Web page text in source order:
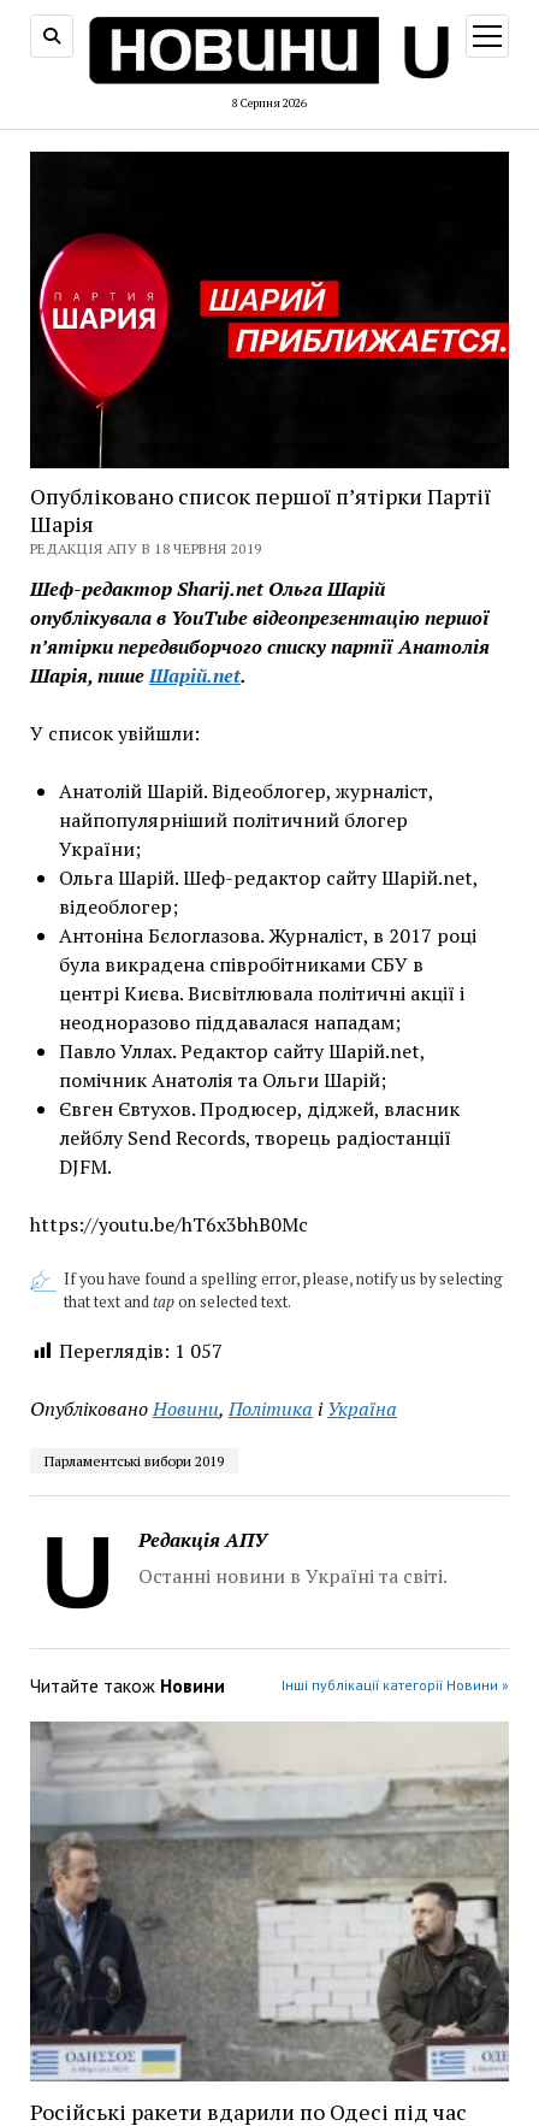
8 Серпня 2026
меню
Опубліковано список першої п’ятірки Партії
Шарія
РЕДАКЦІЯ АПУ В 18 ЧЕРВНЯ 2019
Шеф-редактор Sharij.net Ольга Шарій
опублікувала в YouTube відеопрезентацію першої
п’ятірки передвиборчого списку партії Анатолія
Шарія, пишеШарій.net.
У список увійшли:
Анатолій Шарій. Відеоблогер, журналіст,
найпопулярніший політичний блогер
України;
Ольга Шарій. Шеф-редактор сайту Шарій.net,
відеоблогер;
Антоніна Бєлоглазова. Журналіст, в 2017 році
була викрадена співробітниками СБУ в
центрі Києва. Висвітлювала політичні акції і
неодноразово піддавалася нападам;
Павло Уллах. Редактор сайту Шарій.net,
помічник Анатолія та Ольги Шарій;
Євген Євтухов. Продюсер, діджей, власник
лейблу Send Records, творець радіостанції
DJFM.
https://youtu.be/hT6x3bhB0Mc
If you have found a spelling error, please, notify us by selecting
that text andtapon selected text.
Переглядів: 1 057
ОпублікованоНовини,Політика іУкраїна
Парламентські вибори 2019
Редакція АПУ
Останні новини в Україні та світі.
Читайте також Новини Інші публікації категорії Новини »
Російські ракети вдарили по Одесі під час